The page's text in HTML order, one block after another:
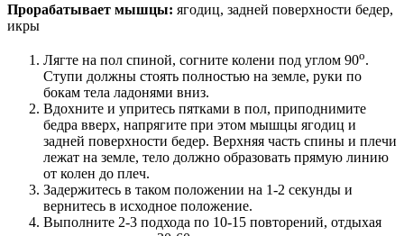
Прорабатывает мышцы: ягодиц, задней поверхности бедер,
икры
Лягте на пол спиной, согните колени под углом 90о.
Ступи должны стоять полностью на земле, руки по
бокам тела ладонями вниз.
Вдохните и упритесь пятками в пол, приподнимите
бедра вверх, напрягите при этом мышцы ягодиц и
задней поверхности бедер. Верхняя часть спины и плечи
лежат на земле, тело должно образовать прямую линию
от колен до плеч.
Задержитесь в таком положении на 1-2 секунды и
вернитесь в исходное положение.
Выполните 2-3 подхода по 10-15 повторений, отдыхая